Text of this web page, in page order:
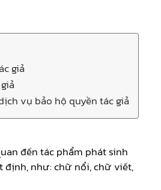
giả
vụ bảo hộ quyền tác giả
đến tác phẩm phát sinh
định, như: chữ nổi, chữ viết,